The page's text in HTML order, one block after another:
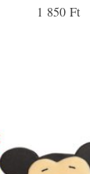
1 850 Ft